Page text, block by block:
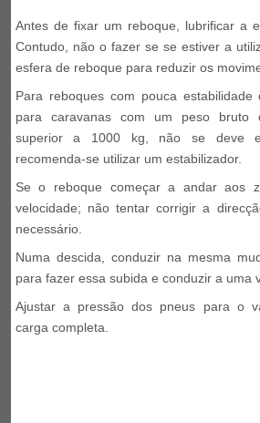
Antes de fixar um reboque, lubrificar a
Contudo, não o fazer se se estiver a
esfera de reboque para reduzir os
Para reboques com pouca
para caravanas com um peso bruto
superior a 1000 kg, não se deve
recomenda-se utilizar um estabilizador.
Se o reboque começar a andar aos
velocidade; não tentar corrigir a
necessário.
Numa descida, conduzir na mesma
para fazer essa subida e conduzir a uma
Ajustar a pressão dos pneus para o
carga completa.